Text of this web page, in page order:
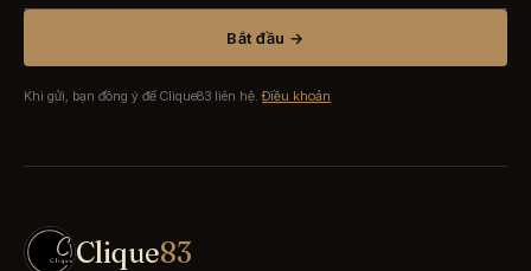
Bắt đầu →
Khi gửi, bạn đồng ý để Clique83 liên hệ.Điều khoản
Clique83